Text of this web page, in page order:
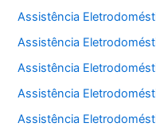
Assistência
Assistência
Assistência
Assistência
Assistência